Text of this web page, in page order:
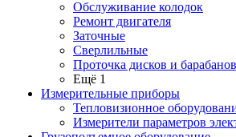
Обслуживание колодок
Ремонт двигателя
Заточные
Сверлильные
Проточка дисков и барабанов
Ещё 1
Измерительные приборы
Тепловизионное
Измерители параметров